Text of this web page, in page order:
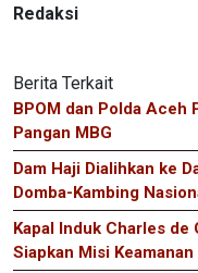
Redaksi
Berita Terkait
BPOM dan Polda Aceh
Pangan MBG
Dam Haji Dialihkan ke
Domba-Kambing
Kapal Induk Charles
Siapkan Misi Keamanan